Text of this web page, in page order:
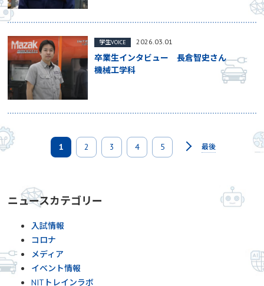
卒業生インタビュー 長倉智史さん
機械工学科
学生VOICE 2026.03.01
1 2 3 4 5 最後
ニュースカテゴリー
入試情報
コロナ
メディア
イベント情報
NITトレインラボ